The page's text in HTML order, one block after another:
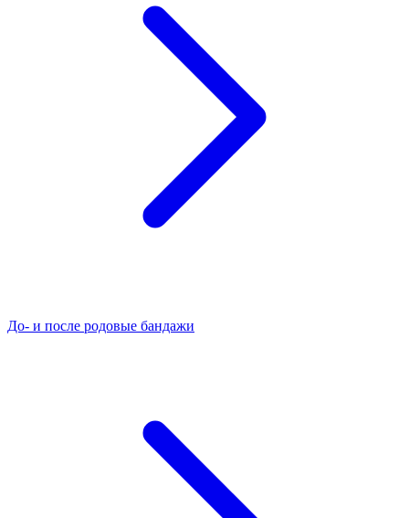
До- и после родовые бандажи